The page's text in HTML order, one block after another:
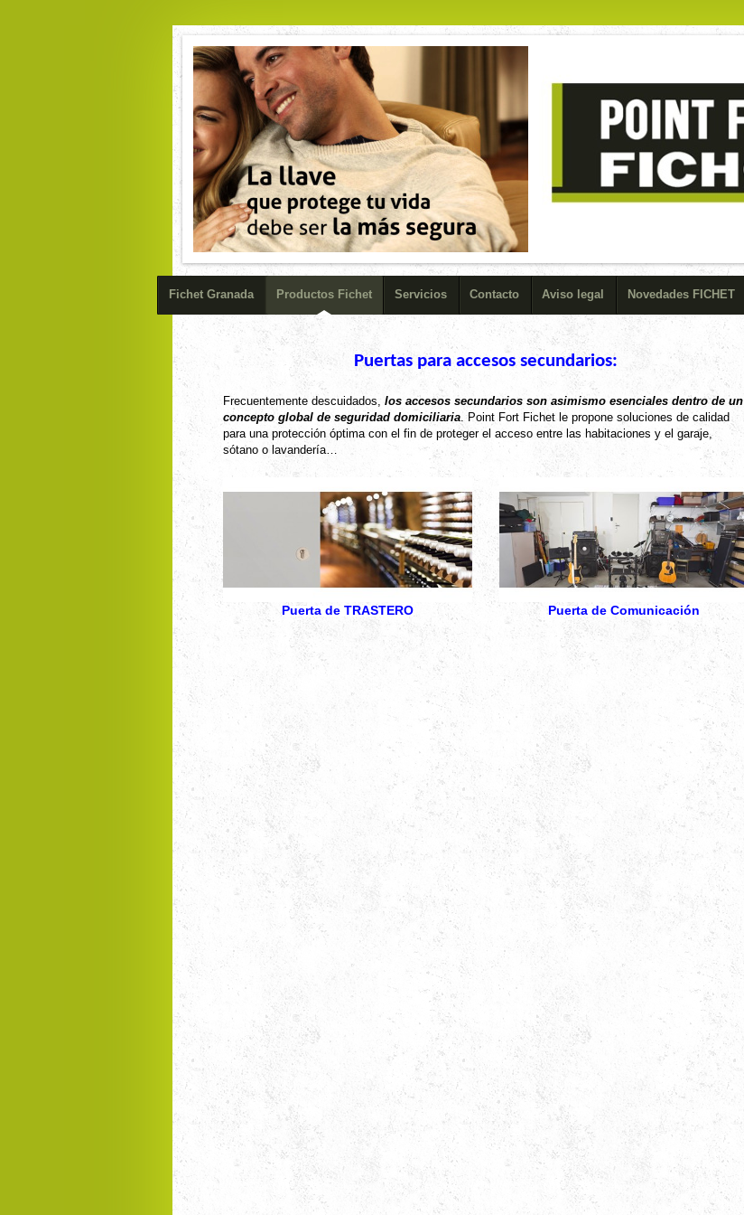
Fichet Granada Productos Fichet Servicios Contacto Aviso legal Novedades FICHET
Puertas para accesos secundarios:
Frecuentemente descuidados, los accesos secundarios son asimismo esenciales dentro de un
concepto global de seguridad domiciliaria . Point Fort Fichet le propone soluciones de calidad
para una protección óptima con el fin de proteger el acceso entre las habitaciones y el garaje,
sótano o lavandería…
Puerta de TRASTERO Puerta de Comunicación